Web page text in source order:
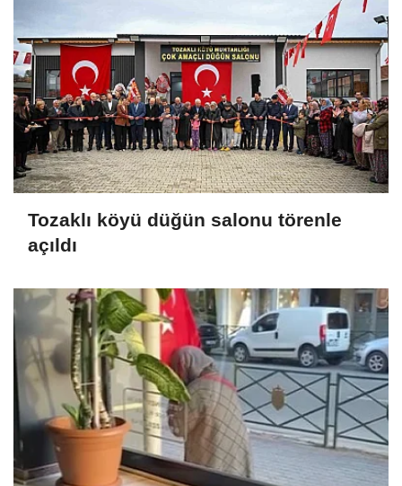
Tozaklı köyü düğün salonu törenle
açıldı